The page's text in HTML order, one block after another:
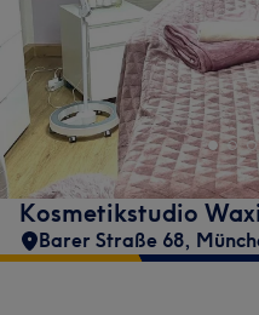
Kosmetikstudio
Barer Straße 68,